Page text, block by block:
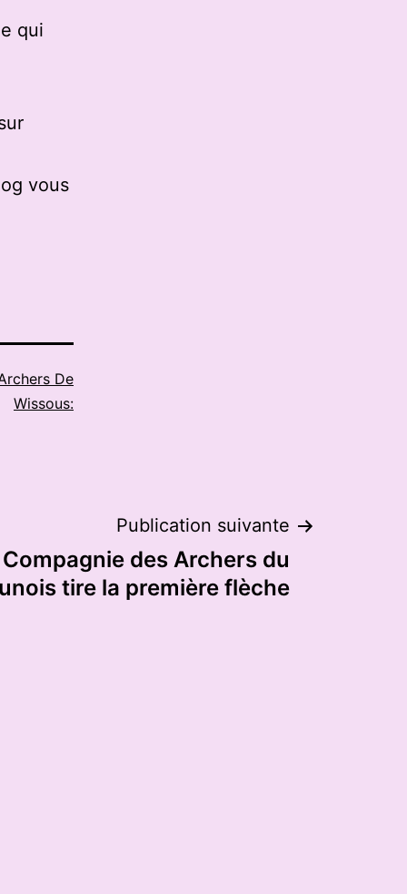
qui
vous
De
Wissous:
Publication suivante
Compagnie des Archers du
tire la première flèche